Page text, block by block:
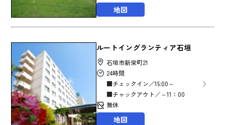
地図
ルートイングランティア石垣
石垣市新栄町21
24時間
■チェックイン／15:00～
■チャックアウト／～11：00
無休
地図